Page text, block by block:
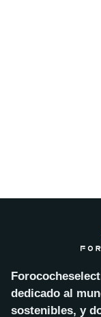
dedicado al
sostenibles, y